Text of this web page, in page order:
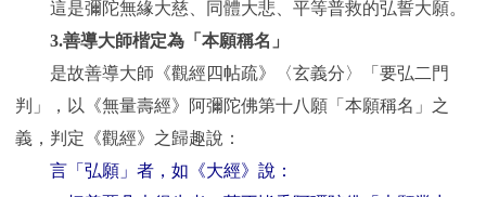
這是彌陀無緣大慈、同體大悲、平等普救的弘誓大願。
3.善導大師楷定為「本願稱名」
是故善導大師《觀經四帖疏》〈玄義分〉「要弘二門
判」，以《無量壽經》阿彌陀佛第十八願「本願稱名」之
義，判定《觀經》之歸趣說：
言「弘願」者，如《大經》說：